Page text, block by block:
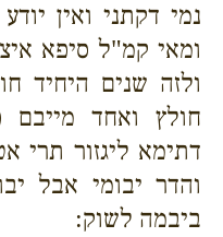
נמי דקתני ואין
ומאי קמ"ל סיפא
ולזה שנים היחיד
חולץ ואחד מייבם
דתימא ליגזור תרי
והדר יבומי אבל
ביבמה לשוק: